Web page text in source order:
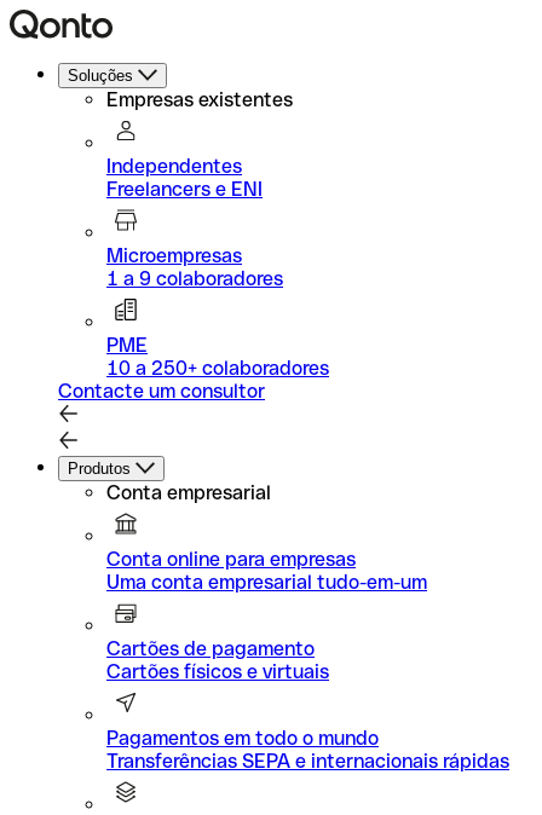
Soluções
Empresas existentes
Independentes
Freelancers e ENI
Microempresas
1 a 9 colaboradores
PME
10 a 250+ colaboradores
Contacte um consultor
Produtos
Conta empresarial
Conta online para empresas
Uma conta empresarial tudo-em-um
Cartões de pagamento
Cartões físicos e virtuais
Pagamentos em todo o mundo
Transferências SEPA e internacionais rápidas